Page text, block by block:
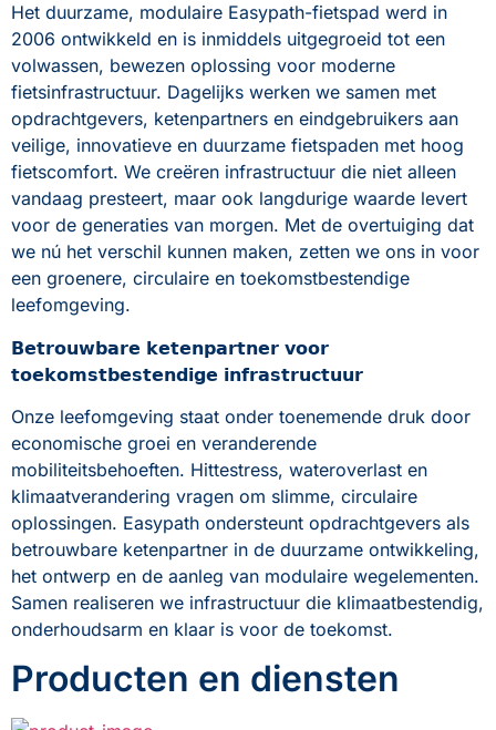
Het duurzame, modulaire Easypath-fietspad werd in
2006 ontwikkeld en is inmiddels uitgegroeid tot een
volwassen, bewezen oplossing voor moderne
fietsinfrastructuur. Dagelijks werken we samen met
opdrachtgevers, ketenpartners en eindgebruikers aan
veilige, innovatieve en duurzame fietspaden met hoog
fietscomfort. We creëren infrastructuur die niet alleen
vandaag presteert, maar ook langdurige waarde levert
voor de generaties van morgen. Met de overtuiging dat
we nú het verschil kunnen maken, zetten we ons in voor
een groenere, circulaire en toekomstbestendige
leefomgeving.
𝗕𝗲𝘁𝗿𝗼𝘂𝘄𝗯𝗮𝗿𝗲 𝗸𝗲𝘁𝗲𝗻𝗽𝗮𝗿𝘁𝗻𝗲𝗿 𝘃𝗼𝗼𝗿
𝘁𝗼𝗲𝗸𝗼𝗺𝘀𝘁𝗯𝗲𝘀𝘁𝗲𝗻𝗱𝗶𝗴𝗲 𝗶𝗻𝗳𝗿𝗮𝘀𝘁𝗿𝘂𝗰𝘁𝘂𝘂𝗿
Onze leefomgeving staat onder toenemende druk door
economische groei en veranderende
mobiliteitsbehoeften. Hittestress, wateroverlast en
klimaatverandering vragen om slimme, circulaire
oplossingen. Easypath ondersteunt opdrachtgevers als
betrouwbare ketenpartner in de duurzame ontwikkeling,
het ontwerp en de aanleg van modulaire wegelementen.
Samen realiseren we infrastructuur die klimaatbestendig,
onderhoudsarm en klaar is voor de toekomst.
Producten en diensten